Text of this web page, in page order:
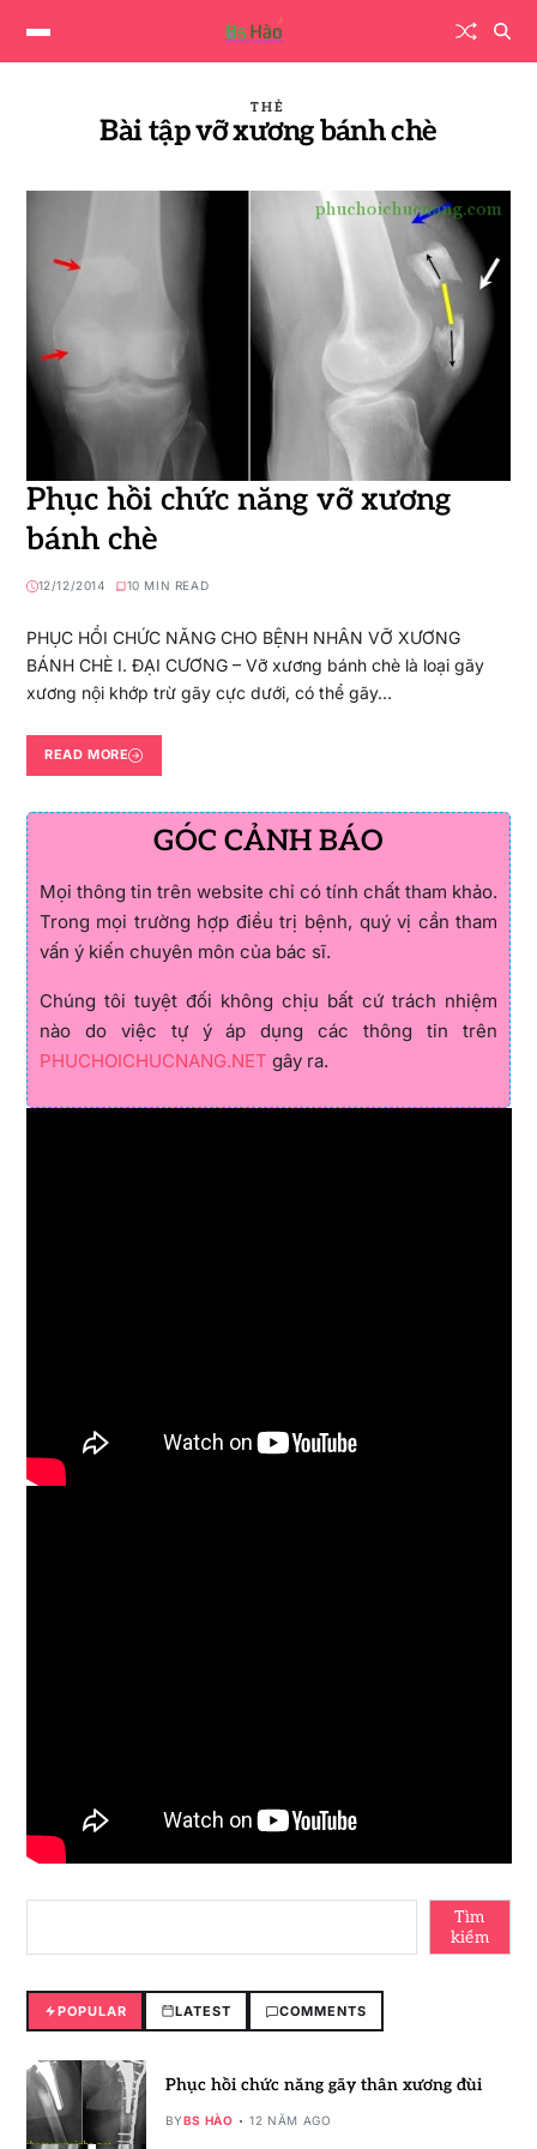
THẺ
Bài tập vỡ xương bánh chè
Phục hồi chức năng vỡ xương
bánh chè
12/12/2014 10 MIN READ
PHỤC HỒI CHỨC NĂNG CHO BỆNH NHÂN VỠ XƯƠNG
BÁNH CHÈ I. ĐẠI CƯƠNG – Vỡ xương bánh chè là loại gãy
xương nội khớp trừ gãy cực dưới, có thể gãy…
READ MORE
GÓC CẢNH BÁO
Mọi thông tin trên website chỉ có tính chất tham khảo.
Trong mọi trường hợp điều trị bệnh, quý vị cần tham
vấn ý kiến chuyên môn của bác sĩ.
Chúng tôi tuyệt đối không chịu bất cứ trách nhiệm
nào do việc tự ý áp dụng các thông tin trên
PHUCHOICHUCNANG.NET gây ra.
Tìm
kiếm
POPULAR LATEST COMMENTS
Phục hồi chức năng gãy thân xương đùi
BYBS HÀO 12 NĂM AGO